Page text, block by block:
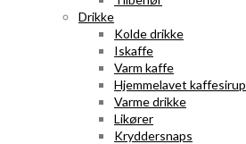
Drikke
Kolde drikke
Iskaffe
Varm kaffe
Hjemmelavet kaffesirup
Varme drikke
Likører
Kryddersnaps